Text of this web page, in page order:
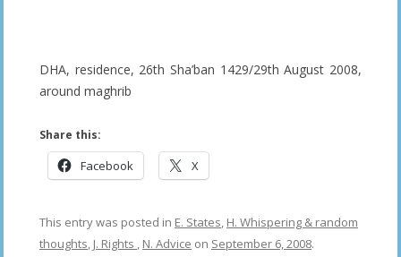
DHA, residence, 26th Sha’ban 1429/29th August 2008,
around maghrib
Share this:
Facebook X
This entry was posted in E. States, H. Whispering & random
thoughts, J. Rights , N. Advice on September 6, 2008.